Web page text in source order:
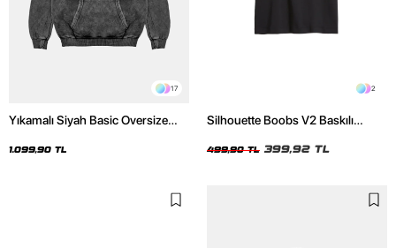
17
Yıkamalı Siyah Basic Oversize
1.099,90 TL
2
Silhouette Boobs V2 Baskılı
499,90 TL 399,92 TL